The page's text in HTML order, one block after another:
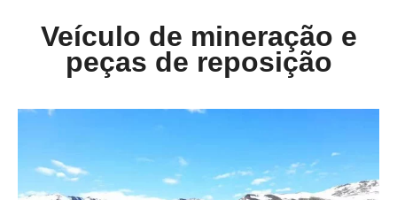
Veículo de mineração e
peças de reposição